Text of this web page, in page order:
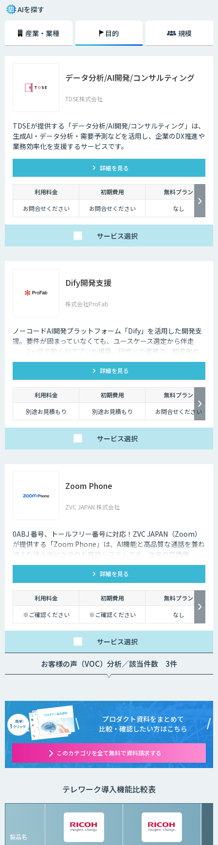
・モバイルワーク
をする働き方のことを指します。
されるケースも増えてきています。また、都心部に本社を置く企業が郊外
にサテライトオフィスを構えたり、地方に本社を構える企業が都心部にサ
テライトオフィスを構えたりするケースも多くなっています。
を導入する企業が一気に増加しましたが、実はそれ以前からテレワークを
導入する企業は少しずつ増加している状況でした。
それは、パソコンやスマホといった通信機器のスペックが向上しているか
低価格でネットワークを利用できるようになったことも要因のひとつとい
しかし、テレワークを導入した場合には、社内コミュニケーションが難し
くなってしまうのも事実です。それに加え、業態管理も難しくなってしま
うため、テレワークに不安を感じてしまう企業も少なくないでしょう。
ただ、最近ではテレワークを導入する上で役に立つAIツールも増えてきて
おり、それらを有効活用すれば、テレワークのデメリットをある程度解消
AIを探す
産業・業種 目的 規模
データ分析/AI開発/コンサルティング
TDSE株式会社
TDSEが提供する「データ分析/AI開発/コンサルティング」は、
生成AI・データ分析・需要予測などを活用し、企業のDX推進や
業務効率化を支援するサービスです。
詳細を見る
利用料金 初期費用
無料プラン
お問合せください
お問合せください なし
サービス選択
Dify開発支援
株式会社ProFab
ノーコードAI開発プラットフォーム「Dify」を活用した開発支
援。要件が固まっていなくても、ユースケース選定から伴走
し、2ヶ月で動くAIアプリを構築。研修との連携で、開発後の
内製化・自走までサポートします。
詳細を見る
利用料金 初期費用
無料プラン
別途お見積もり
別途お見積もり お問合せください
サービス選択
Zoom Phone
ZVC JAPAN 株式会社
0ABJ 番号、トールフリー番号に対応！ZVC JAPAN（Zoom）
が提供する「Zoom Phone」は、AI機能と高品質な通話を兼ね
備えた法人向けクラウド電話システムです。従来の交換機
（PBX）を必要としないため、導入や運用にかかるコストを大
詳細を見る
利用料金 初期費用
無料プラン
※ご確認ください
※ご確認ください なし
サービス選択
お客様の声（VOC）分析／該当件数 3件
プロダクト資料をまとめて
比較・確認したい方はこちら
このカテゴリを全て無料で資料請求する
テレワーク導入機能比較表
製品名